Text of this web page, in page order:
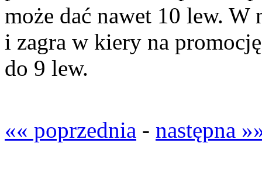
może dać nawet 10 lew.
i zagra w kiery na
do 9 lew.
«« poprzednia - następna